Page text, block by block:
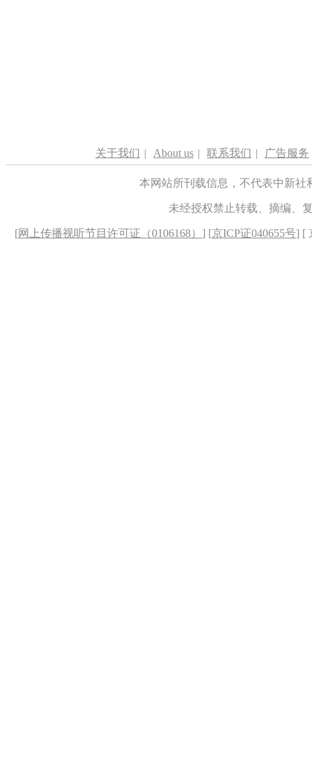
关于我们 | About us | 联系我们 | 广告服务
本网站所刊载信息，不代表中新
未经授权禁止转载、摘编、
[网上传播视听节目许可证（0106168） ] [京ICP证040655号] [